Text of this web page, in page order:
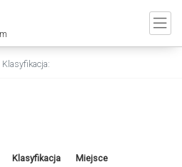
Klasyfikacja:
Klasyfikacja
Miejsce